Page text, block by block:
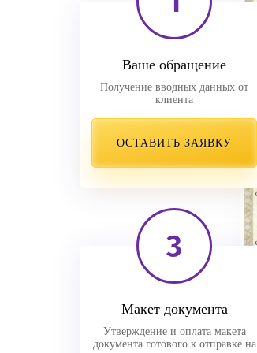
Ваше обращение
Получение вводных данных от
клиента
ОСТАВИТЬ ЗАЯВКУ
3
Макет документа
Утверждение и оплата макета
документа готового к отправке на